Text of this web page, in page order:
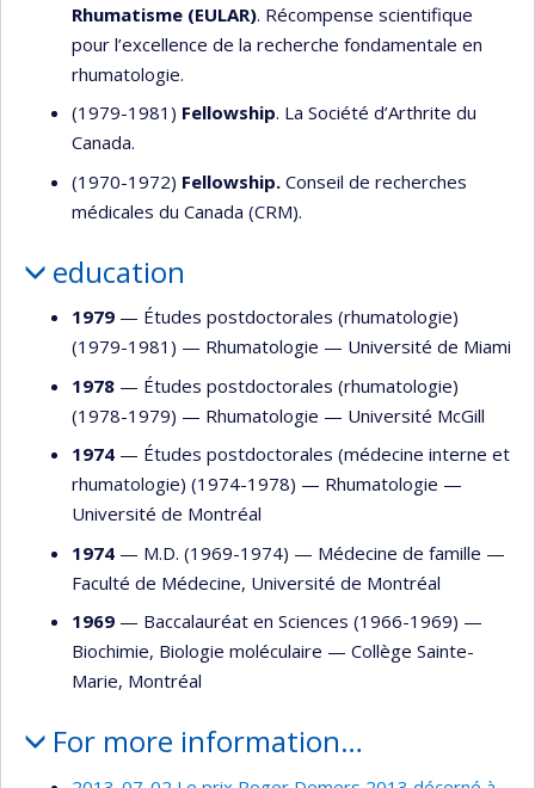
Rhumatisme (EULAR). Récompense scientifique
pour l’excellence de la recherche fondamentale en
rhumatologie.
(1979-1981) Fellowship. La Société d’Arthrite du
Canada.
(1970-1972) Fellowship. Conseil de recherches
médicales du Canada (CRM).
education
1979 — Études postdoctorales (rhumatologie)
(1979-1981) — Rhumatologie — Université de Miami
1978 — Études postdoctorales (rhumatologie)
(1978-1979) — Rhumatologie — Université McGill
1974 — Études postdoctorales (médecine interne et
rhumatologie) (1974-1978) — Rhumatologie —
Université de Montréal
1974 — M.D. (1969-1974) — Médecine de famille —
Faculté de Médecine, Université de Montréal
1969 — Baccalauréat en Sciences (1966-1969) —
Biochimie, Biologie moléculaire — Collège Sainte-
Marie, Montréal
For more information…